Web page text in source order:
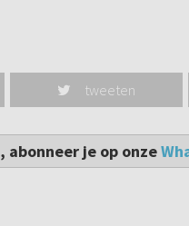
tweeten
abonneer je op onze